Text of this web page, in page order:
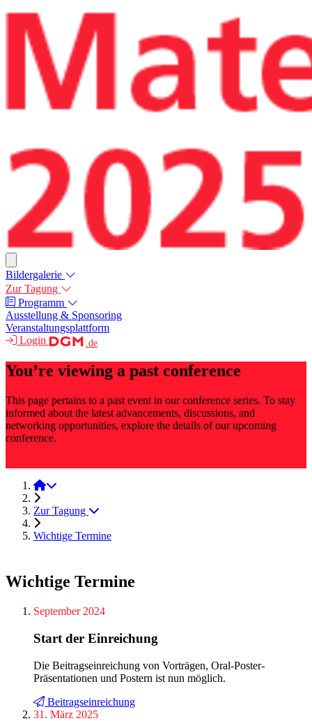
Bildergalerie
Zur Tagung
Programm
Ausstellung & Sponsoring
Veranstaltungsplattform
Login
.de
You’re viewing a past conference
This page pertains to a past event in our conference series. To stay
informed about the latest advancements, discussions, and
networking opportunities, explore the details of our upcoming
conference.
Materialographie 2025
Zur Tagung
Wichtige Termine
Wichtige Termine
September 2024
Start der Einreichung
Die Beitragseinreichung von Vorträgen, Oral-Poster-
Präsentationen und Postern ist nun möglich.
Beitragseinreichung
31. März 2025